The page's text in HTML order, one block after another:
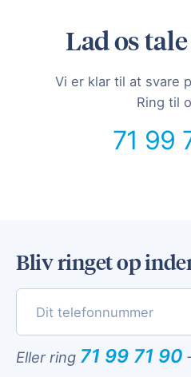
Lad os
Vi er klar til at svare
Ring til
71 99
Bliv ringet op
Eller ring 71 99 71 90